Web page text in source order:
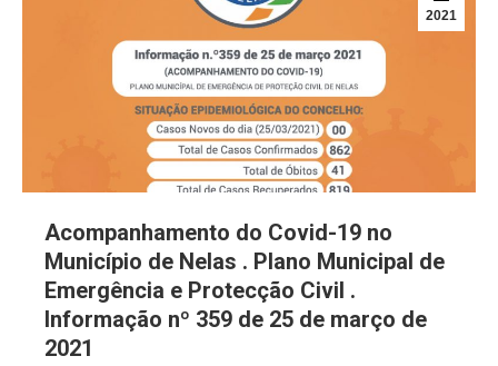
2021
Acompanhamento do Covid-19 no
Município de Nelas . Plano Municipal de
Emergência e Protecção Civil .
Informação nº 359 de 25 de março de
2021